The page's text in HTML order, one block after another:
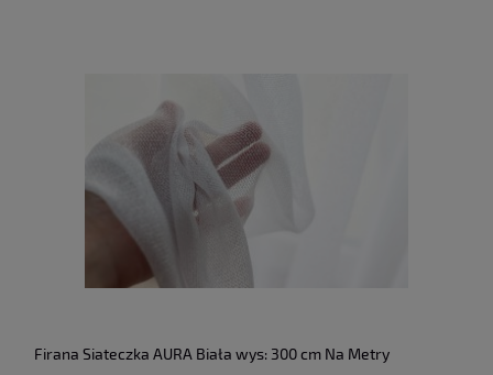
Firana Siateczka AURA Biała wys: 300 cm Na Metry